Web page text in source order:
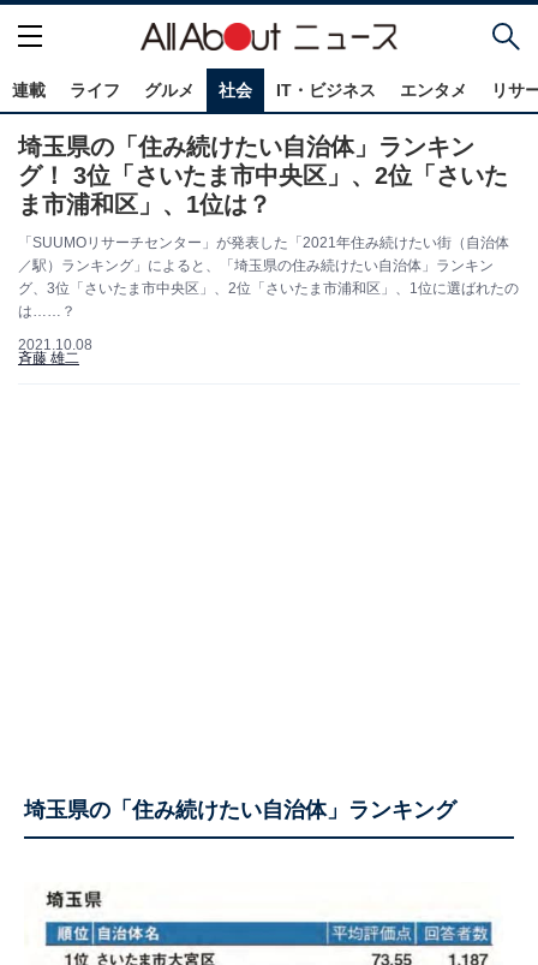
連載 ライフ グルメ 社会 IT・ビジネス エンタメ リサ
埼玉県の「住み続けたい自治体」ランキン
グ！ 3位「さいたま市中央区」、2位「さいた
ま市浦和区」、1位は？
「SUUMOリサーチセンター」が発表した「2021年住み続けたい街（自治体
／駅）ランキング」によると、「埼玉県の住み続けたい自治体」ランキン
グ、3位「さいたま市中央区」、2位「さいたま市浦和区」、1位に選ばれたの
は……？
2021.10.08
斉藤 雄二
埼玉県の「住み続けたい自治体」ランキング